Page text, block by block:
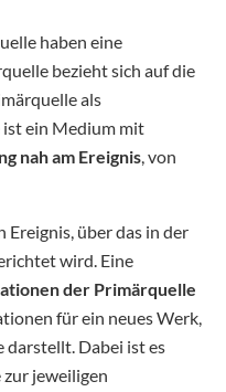
haben eine
bezieht sich auf die
als
ein Medium mit
nah am Ereignis, von
Ereignis, über das in der
wird. Eine
der Primärquelle
für ein neues Werk,
darstellt. Dabei ist es
jeweiligen